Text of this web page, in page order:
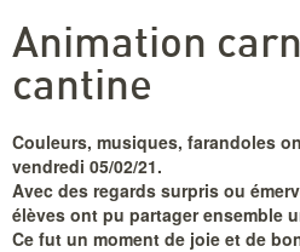
Animation
cantine
Couleurs, musiques, farandoles
vendredi 05/02/21.
Avec des regards surpris ou
élèves ont pu partager ensemble
Ce fut un moment de joie et de